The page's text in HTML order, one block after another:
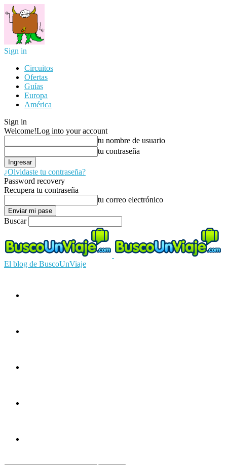
Sign in
Circuitos
Ofertas
Guías
Europa
América
Sign in
Welcome!Log into your account
tu nombre de usuario
tu contraseña
¿Olvidaste tu contraseña?
Password recovery
Recupera tu contraseña
tu correo electrónico
Buscar
El blog de BuscoUnViaje